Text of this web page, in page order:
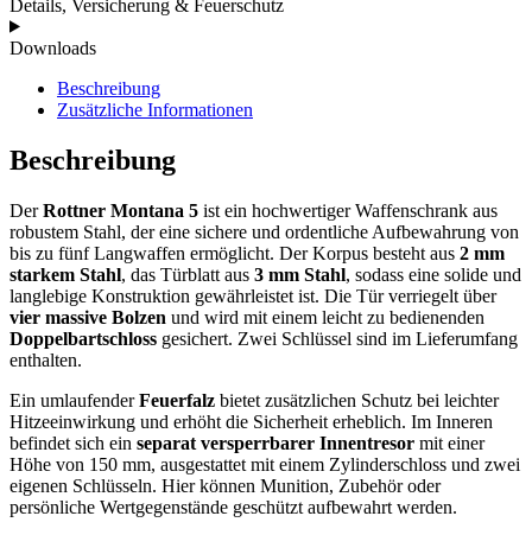
Details, Versicherung & Feuerschutz
Downloads
Beschreibung
Zusätzliche Informationen
Beschreibung
DerRottner Montana 5 ist ein hochwertiger Waffenschrank aus
robustem Stahl, der eine sichere und ordentliche Aufbewahrung von
bis zu fünf Langwaffen ermöglicht. Der Korpus besteht aus 2 mm
starkem Stahl, das Türblatt aus 3 mm Stahl, sodass eine solide und
langlebige Konstruktion gewährleistet ist. Die Tür verriegelt über
vier massive Bolzen und wird mit einem leicht zu bedienenden
Doppelbartschloss gesichert. Zwei Schlüssel sind im Lieferumfang
enthalten.
Ein umlaufenderFeuerfalz bietet zusätzlichen Schutz bei leichter
Hitzeeinwirkung und erhöht die Sicherheit erheblich. Im Inneren
befindet sich ein separat versperrbarer Innentresor mit einer
Höhe von 150 mm, ausgestattet mit einem Zylinderschloss und zwei
eigenen Schlüsseln. Hier können Munition, Zubehör oder
persönliche Wertgegenstände geschützt aufbewahrt werden.